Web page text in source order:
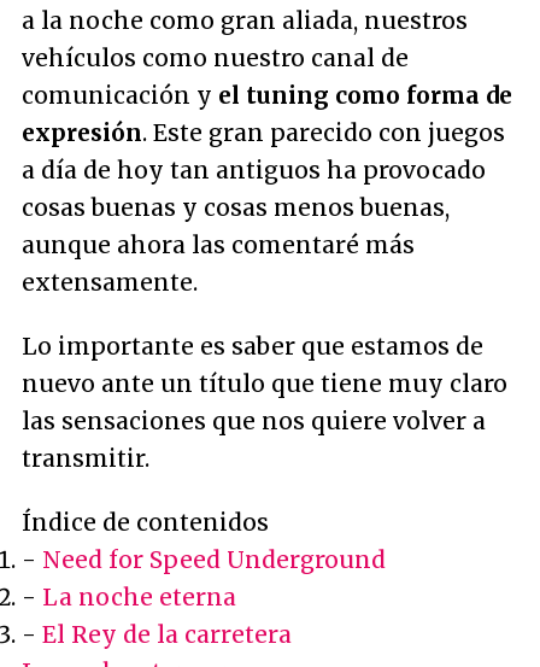
a la noche como gran aliada, nuestros
vehículos como nuestro canal de
comunicación y el tuning como forma de
expresión. Este gran parecido con juegos
a día de hoy tan antiguos ha provocado
cosas buenas y cosas menos buenas,
aunque ahora las comentaré más
extensamente.
Lo importante es saber que estamos de
nuevo ante un título que tiene muy claro
las sensaciones que nos quiere volver a
transmitir.
Índice de contenidos
- Need for Speed Underground
- La noche eterna
- El Rey de la carretera